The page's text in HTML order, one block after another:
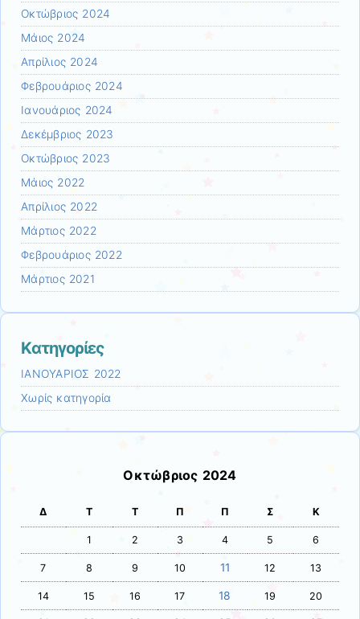
Οκτώβριος 2024
Μάιος 2024
Απρίλιος 2024
Φεβρουάριος 2024
Ιανουάριος 2024
Δεκέμβριος 2023
Οκτώβριος 2023
Μάιος 2022
Απρίλιος 2022
Μάρτιος 2022
Φεβρουάριος 2022
Μάρτιος 2021
Kατηγορίες
ΙΑΝΟΥΑΡΙΟΣ 2022
Χωρίς κατηγορία
Οκτώβριος 2024
Δ Τ Τ Π Π Σ Κ
1 2 3 4 5 6
7 8 9 10 11 12 13
14 15 16 17 18 19 20